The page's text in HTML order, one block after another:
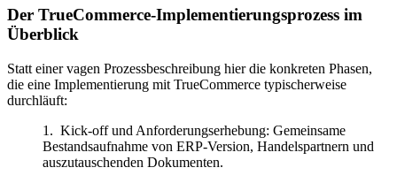
Der TrueCommerce-Implementierungsprozess im
Überblick
Statt einer vagen Prozessbeschreibung hier die konkreten Phasen,
die eine Implementierung mit TrueCommerce typischerweise
durchläuft:
1. Kick-off und Anforderungserhebung: Gemeinsame
Bestandsaufnahme von ERP-Version, Handelspartnern und
auszutauschenden Dokumenten.